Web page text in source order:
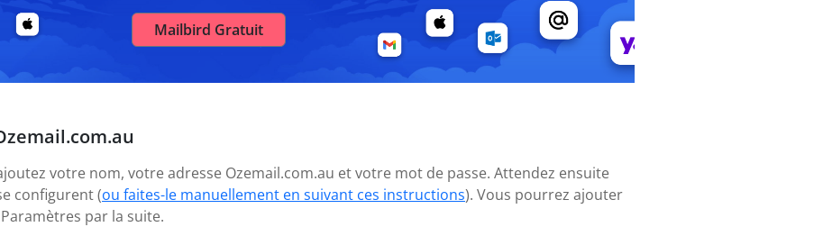
Mailbird Gratuit
votre nom, votre adresse Ozemail.com.au et votre mot de passe. Attendez ensuite
configurent (ou faites-le manuellement en suivant ces instructions). Vous pourrez ajouter
par la suite.